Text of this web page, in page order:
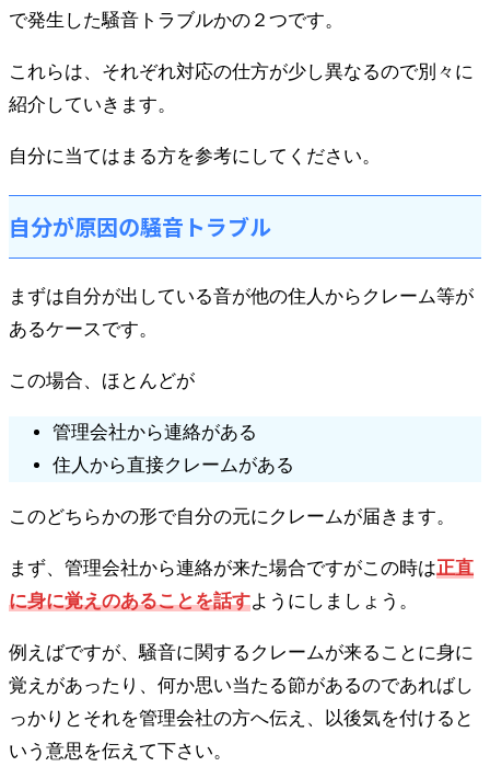
で発生した騒音トラブルかの２つです。
これらは、それぞれ対応の仕方が少し異なるので別々に
紹介していきます。
自分に当てはまる方を参考にしてください。
自分が原因の騒音トラブル
まずは自分が出している音が他の住人からクレーム等が
あるケースです。
この場合、ほとんどが
管理会社から連絡がある
住人から直接クレームがある
このどちらかの形で自分の元にクレームが届きます。
まず、管理会社から連絡が来た場合ですがこの時は正直
に身に覚えのあることを話すようにしましょう。
例えばですが、騒音に関するクレームが来ることに身に
覚えがあったり、何か思い当たる節があるのであればし
っかりとそれを管理会社の方へ伝え、以後気を付けると
いう意思を伝えて下さい。